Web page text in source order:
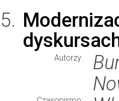
Autorzy: